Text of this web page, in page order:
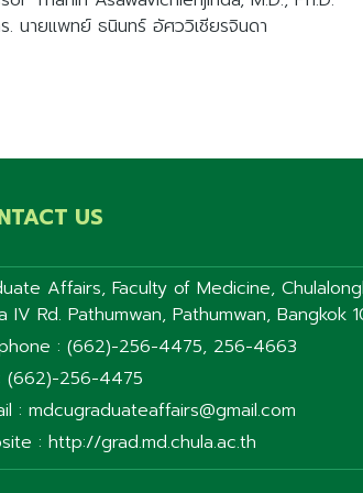
. นายแพทย์ ธนินทร์ อัศววิเชียรจินดา
US
Affairs, Faculty of Medicine,
IV Rd. Pathumwan, Pathumwan, Bangkok
: (662)-256-4475, 256-4663
(662)-256-4475
: mdcugraduateaffairs@gmail.com
: http://grad.md.chula.ac.th